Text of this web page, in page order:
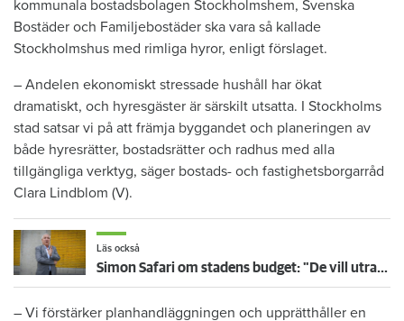
kommunala bostadsbolagen Stockholmshem, Svenska
Bostäder och Familjebostäder ska vara så kallade
Stockholmshus med rimliga hyror, enligt förslaget.
– Andelen ekonomiskt stressade hushåll har ökat
dramatiskt, och hyresgäster är särskilt utsatta. I Stockholms
stad satsar vi på att främja byggandet och planeringen av
både hyresrätter, bostadsrätter och radhus med alla
tillgängliga verktyg, säger bostads- och fastighetsborgarråd
Clara Lindblom (V).
Läs också
Simon Safari om stadens budget: "De vill utradera allmännyttan"
– Vi förstärker planhandläggningen och upprätthåller en